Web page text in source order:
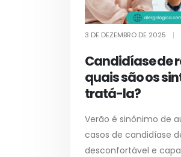
3 DE DEZEMBRO DE 2025
Candidíase de
quais são os
tratá-la?
Verão é sinônimo de
casos de candidíase
desconfortável e